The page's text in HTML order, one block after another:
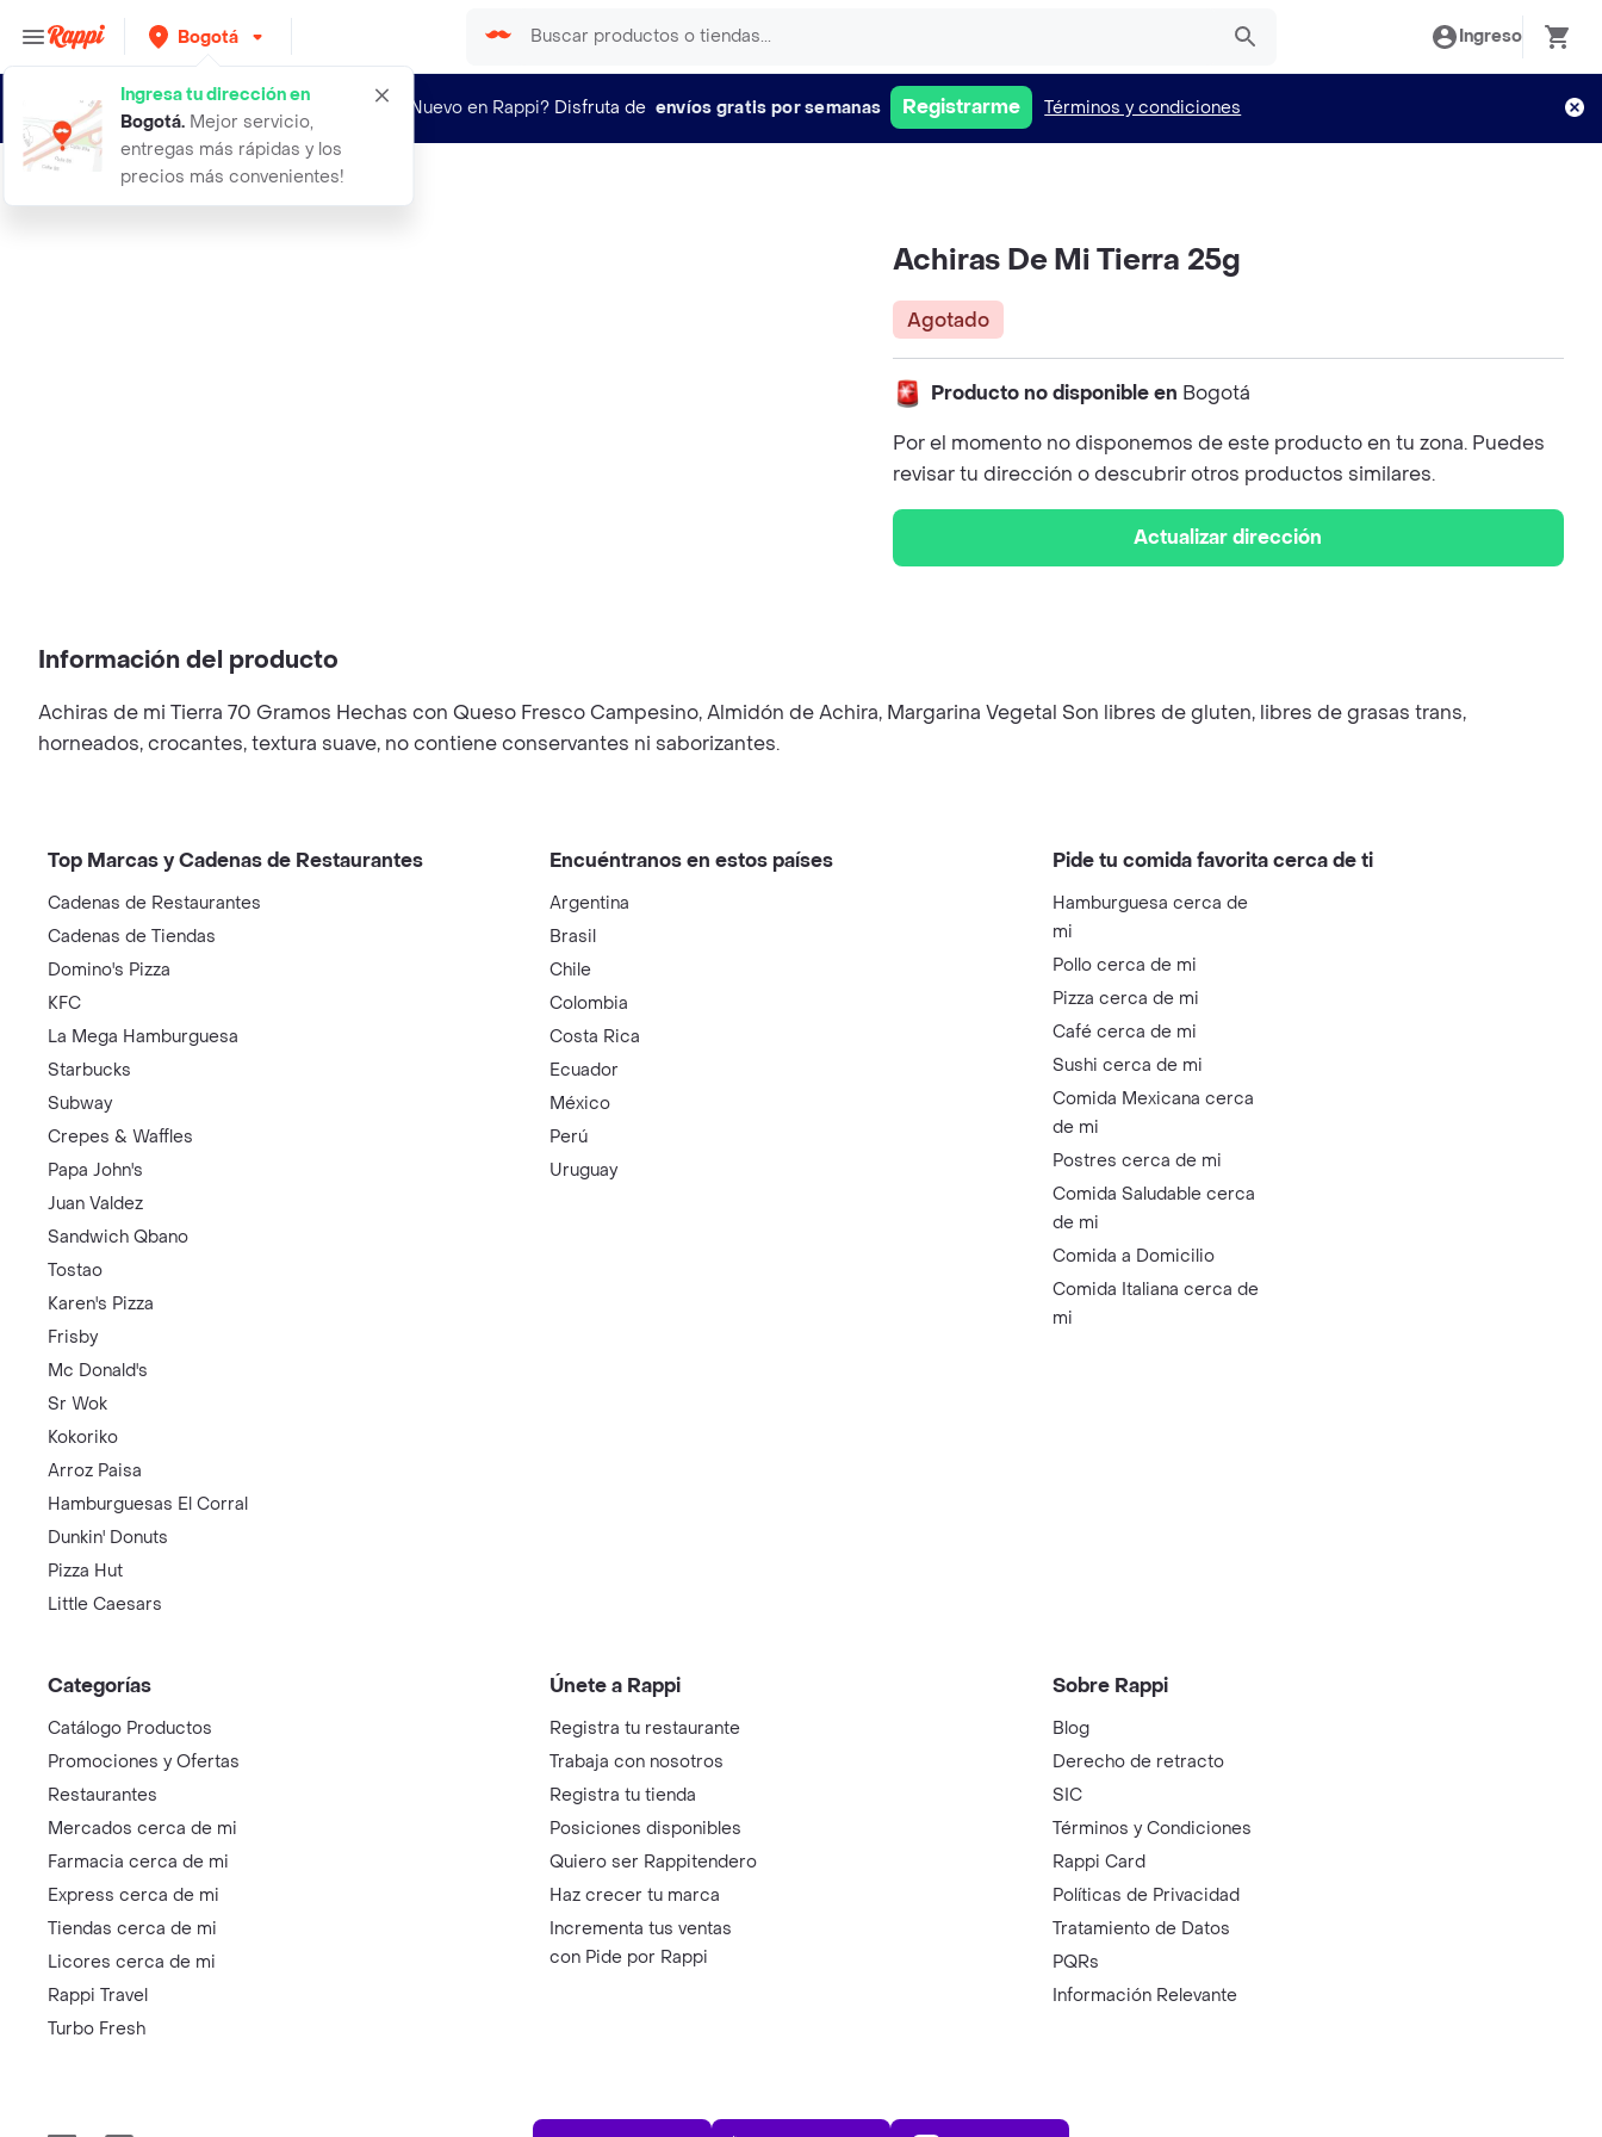
Bogotá
Ingresa tu dirección en
Bogotá. Mejor servicio,
entregas más rápidas y los
precios más convenientes!
Ingreso
¿Nuevo en Rappi? Disfruta de envíos gratis por semanas Registrarme Términos y condiciones
achiras de mi tierra 25g
Achiras De Mi Tierra 25g
Agotado
Producto no disponible en Bogotá
Por el momento no disponemos de este producto en tu zona. Puedes
revisar tu dirección o descubrir otros productos similares.
Actualizar dirección
Información del producto
Achiras de mi Tierra 70 Gramos Hechas con Queso Fresco Campesino, Almidón de Achira, Margarina Vegetal Son libres de gluten, libres de grasas trans,
horneados, crocantes, textura suave, no contiene conservantes ni saborizantes.
Top Marcas y Cadenas de Restaurantes
Cadenas de Restaurantes
Cadenas de Tiendas
Domino's Pizza
KFC
La Mega Hamburguesa
Starbucks
Subway
Crepes & Waffles
Papa John's
Juan Valdez
Sandwich Qbano
Tostao
Karen's Pizza
Frisby
Mc Donald's
Sr Wok
Kokoriko
Arroz Paisa
Hamburguesas El Corral
Dunkin' Donuts
Pizza Hut
Little Caesars
Encuéntranos en estos países
Argentina
Brasil
Chile
Colombia
Costa Rica
Ecuador
México
Perú
Uruguay
Pide tu comida favorita cerca de ti
Hamburguesa cerca de
mi
Pollo cerca de mi
Pizza cerca de mi
Café cerca de mi
Sushi cerca de mi
Comida Mexicana cerca
de mi
Postres cerca de mi
Comida Saludable cerca
de mi
Comida a Domicilio
Comida Italiana cerca de
mi
Categorías
Catálogo Productos
Promociones y Ofertas
Restaurantes
Mercados cerca de mi
Farmacia cerca de mi
Express cerca de mi
Tiendas cerca de mi
Licores cerca de mi
Rappi Travel
Turbo Fresh
Únete a Rappi
Registra tu restaurante
Trabaja con nosotros
Registra tu tienda
Posiciones disponibles
Quiero ser Rappitendero
Haz crecer tu marca
Incrementa tus ventas
con Pide por Rappi
Sobre Rappi
Blog
Derecho de retracto
SIC
Términos y Condiciones
Rappi Card
Políticas de Privacidad
Tratamiento de Datos
PQRs
Información Relevante
App Store Play Store AppGallery